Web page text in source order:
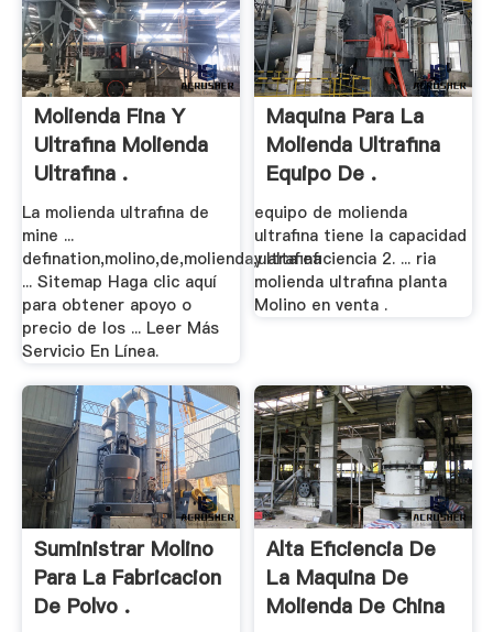
Molienda Fina Y
Ultrafina Molienda
Ultrafina .
La molienda ultrafina de
mine ...
defination,molino,de,molienda,ultrafina
... Sitemap Haga clic aquí
para obtener apoyo o
precio de los ... Leer Más
Servicio En Línea.
Maquina Para La
Molienda Ultrafina
Equipo De .
equipo de molienda
ultrafina tiene la capacidad
y alta eficiencia 2. ... ria
molienda ultrafina planta
Molino en venta .
Suministrar Molino
Para La Fabricacion
De Polvo .
Alta Eficiencia De
La Maquina De
Molienda De China